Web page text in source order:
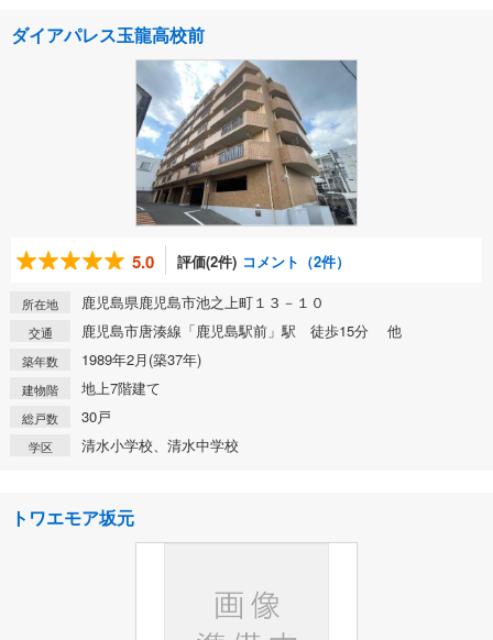
ダイアパレス玉龍高校前
5.0 評価(2件) コメント（2件）
所在地 鹿児島県鹿児島市池之上町１３－１０
交通 鹿児島市唐湊線「鹿児島駅前」駅 徒歩15分 他
築年数 1989年2月(築37年)
建物階 地上7階建て
総戸数 30戸
学区 清水小学校、清水中学校
トワエモア坂元